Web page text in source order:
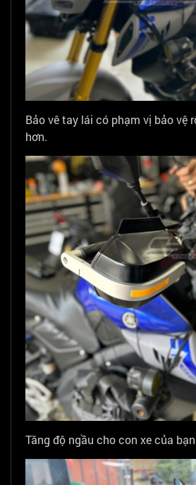
Bảo vê tay lái có phạm vị bảo vệ
hơn.
Tăng độ ngầu cho con xe của